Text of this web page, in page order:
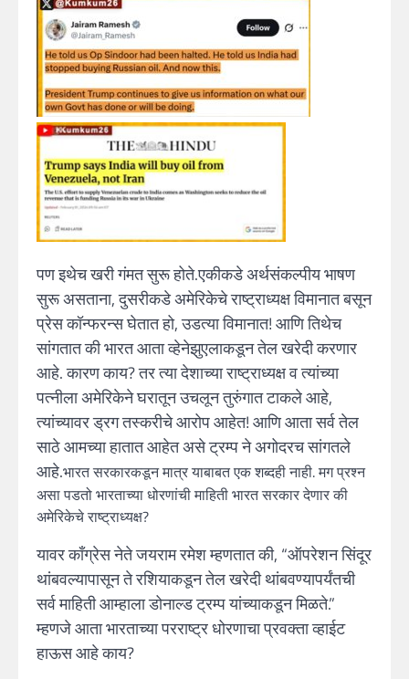
पण इथेच खरी गंमत सुरू होते.एकीकडे अर्थसंकल्पीय भाषण
सुरू असताना, दुसरीकडे अमेरिकेचे राष्ट्राध्यक्ष विमानात बसून
प्रेस कॉन्फरन्स घेतात हो, उडत्या विमानात! आणि तिथेच
सांगतात की भारत आता व्हेनेझुएलाकडून तेल खरेदी करणार
आहे. कारण काय? तर त्या देशाच्या राष्ट्राध्यक्ष व त्यांच्या
पत्नीला अमेरिकेने घरातून उचलून तुरुंगात टाकले आहे,
त्यांच्यावर ड्रग तस्करीचे आरोप आहेत! आणि आता सर्व तेल
साठे आमच्या हातात आहेत असे ट्रम्प ने अगोदरच सांगतले
आहे.भारत सरकारकडून मात्र याबाबत एक शब्दही नाही. मग प्रश्न
असा पडतो भारताच्या धोरणांची माहिती भारत सरकार देणार की
अमेरिकेचे राष्ट्राध्यक्ष?
यावर काँग्रेस नेते जयराम रमेश म्हणतात की, “ऑपरेशन सिंदूर
थांबवल्यापासून ते रशियाकडून तेल खरेदी थांबवण्यापर्यंतची
सर्व माहिती आम्हाला डोनाल्ड ट्रम्प यांच्याकडून मिळते.”
म्हणजे आता भारताच्या परराष्ट्र धोरणाचा प्रवक्ता व्हाईट
हाऊस आहे काय?